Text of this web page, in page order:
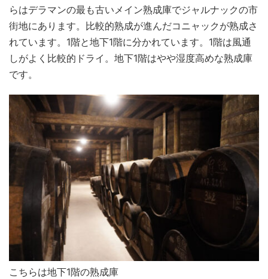
らはデラマンの最も古いメイン熟成庫でジャルナックの市
街地にあります。比較的熟成が進んだコニャックが熟成さ
れています。1階と地下1階に分かれています。1階は風通
しがよく比較的ドライ。地下1階はやや湿度高めな熟成庫
です。
こちらは地下1階の熟成庫